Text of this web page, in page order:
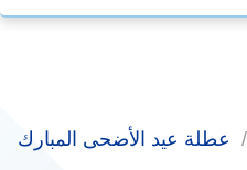
عطلة عيد الأضحى المبارك